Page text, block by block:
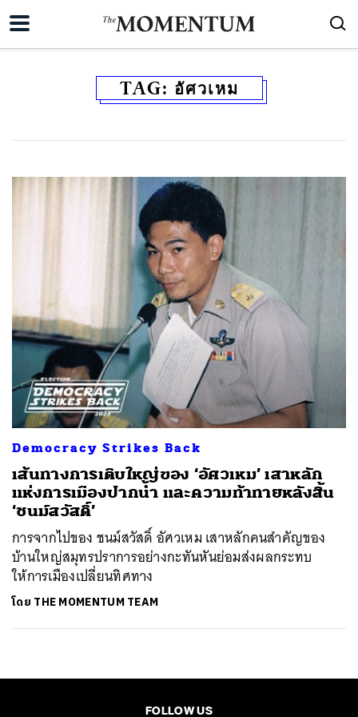
TAG: อัศวเหม
Democracy Strikes Back
เส้นทางการเติบใหญ่ของ ‘อัศวเหม’ เสาหลัก
แห่งการเมืองปากน้ำ และความท้าทายหลังสิ้น
‘ชนม์สวัสดิ์’
การจากไปของ ชนม์สวัสดิ์ อัศวเหม เสาหลักคนสำคัญของ
บ้านใหญ่สมุทรปราการอย่างกะทันหันย่อมส่งผลกระทบ
ให้การเมืองเปลี่ยนทิศทาง
โดย THE MOMENTUM TEAM
FOLLOW US
ค้นหา
SHARE TWEET LINE EMAIL